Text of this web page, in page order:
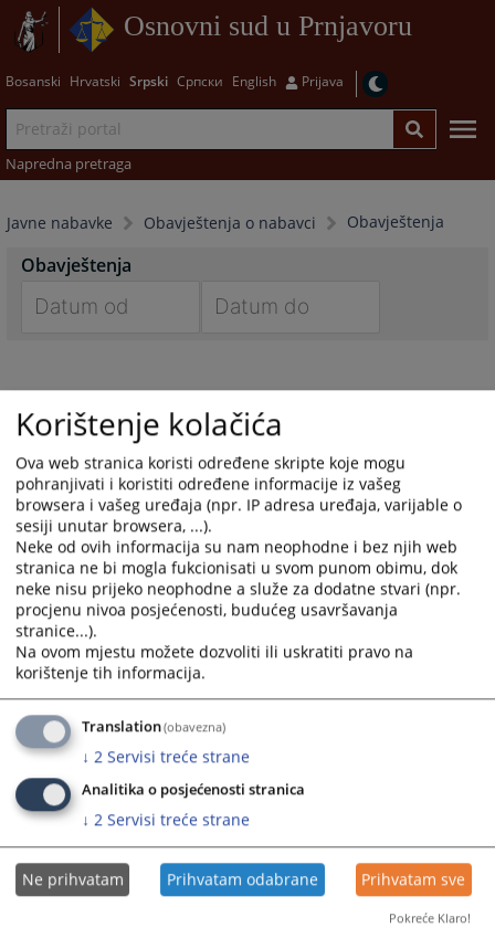
Osnovni sud u Prnjavoru
Bosanski Hrvatski Srpski Српски English Prijava
Napredna pretraga
Javne nabavke Obavještenja o nabavci Obavještenja
Obavještenja
to
interact
with
the
calendar
and
select
a
date.
Press
the
question
mark
key
get
the
keyboard
shortcuts
for
changing
dates.
to
interact
with
the
calendar
and
select
a
date.
Press
question
mark
key
to
get
the
shortcuts
for
changing
dates.
Trenutno nema vijesti
Korištenje kolačića
Ova web stranica koristi određene skripte koje mogu
pohranjivati i koristiti određene informacije iz vašeg
browsera i vašeg uređaja (npr. IP adresa uređaja, varijable o
sesiji unutar browsera, ...).
Neke od ovih informacija su nam neophodne i bez njih web
stranica ne bi mogla fukcionisati u svom punom obimu, dok
neke nisu prijeko neophodne a služe za dodatne stvari (npr.
procjenu nivoa posjećenosti, budućeg usavršavanja
stranice...).
Na ovom mjestu možete dozvoliti ili uskratiti pravo na
korištenje tih informacija.
Translation(obavezna)
↓ 2 Servisi treće strane
Analitika o posjećenosti stranica
↓ 2 Servisi treće strane
Ne prihvatam Prihvatam odabrane Prihvatam sve
Pokreće Klaro!